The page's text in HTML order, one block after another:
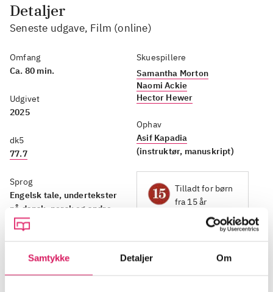
Samtykke Detaljer Om
Detaljer
Seneste udgave, Film (online)
Omfang
Ca. 80 min.
Udgivet
2025
dk5
77.7
Sprog
Engelsk tale, undertekster
på dansk, norsk og andre
sprog
Skuespillere
Samantha Morton
Naomi Ackie
Hector Hewer
Ophav
Asif Kapadia
(instruktør, manuskript)
Tilladt for børn
fra 15 år